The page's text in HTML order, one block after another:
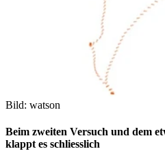
Bild: watson
Beim zweiten Versuch und dem
klappt es schliesslich